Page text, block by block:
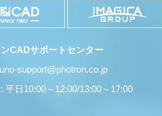
CADサポートセンター
support@photron.co.jp
平日10:00～12:00/13:00～17:00